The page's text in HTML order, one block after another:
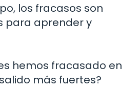
los fracasos son
para aprender y
hemos fracasado en
más fuertes?